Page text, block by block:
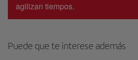
agilizan tiempos.
Puede que te interese además